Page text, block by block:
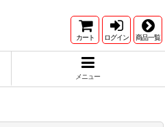
カート ログイン 商品一覧
メニュー